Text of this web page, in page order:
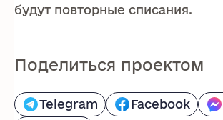
будут повторные списания.
Поделиться проектом
Telegram Facebook